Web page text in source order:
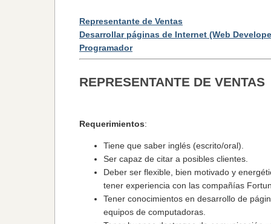
Representante de Ventas
Desarrollar páginas de Internet (Web
Programador
REPRESENTANTE DE VENTAS
Requerimientos:
Tiene que saber inglés (escrito/oral).
Ser capaz de citar a posibles clientes.
Deber ser flexible, bien motivado y
tener experiencia con las compañías
Tener conocimientos en desarrollo de
equipos de computadoras.